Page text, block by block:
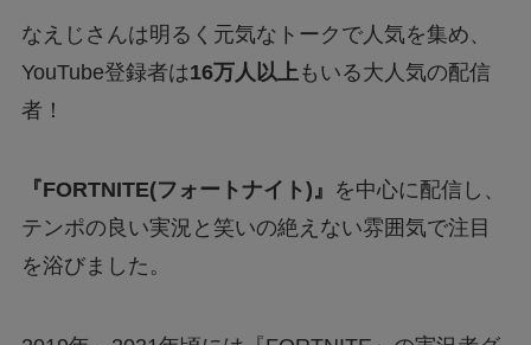
なえじさんは明るく元気なトークで人気を集め、
YouTube登録者は16万人以上 もいる大人気の配信
者！
『FORTNITE(フォートナイト)』 を中心に配信し、
テンポの良い実況と笑いの絶えない雰囲気で注目
を浴びました。